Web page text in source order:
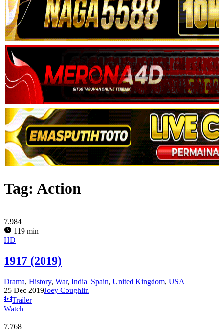
Tag: Action
7.984
119 min
HD
1917 (2019)
Drama, History, War, India, Spain, United Kingdom, USA
25 Dec 2019Joey Coughlin
Trailer
Watch
7.768